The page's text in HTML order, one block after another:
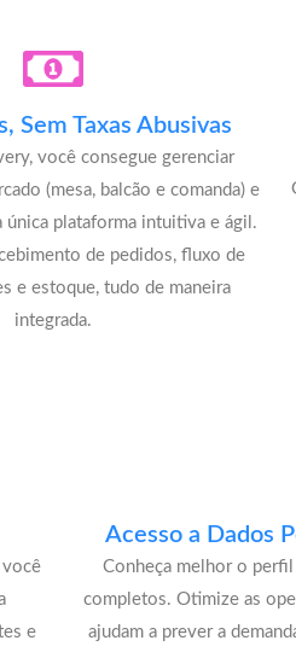
Sem Taxas Abusivas
você consegue gerenciar
(mesa, balcão e comanda) e
única plataforma intuitiva e ágil.
de pedidos, fluxo de
e estoque, tudo de maneira
integrada.
e
Acesso a Dados
Conheça melhor o
completos. Otimize as
ajudam a prever a